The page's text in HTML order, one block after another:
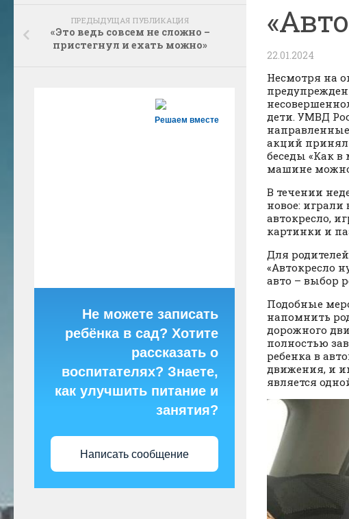
22.01.2024
Несмотря на
дети. УМВД
акций
беседы «Как в
машине можно
В течении
новое:
автокресло,
картинки и
Для
«Автокресло
авто – выбор
Подобные
напомнить
дорожного
полностью
ребенка в
движения, и
является
ПРЕДЫДУЩАЯ ПУБЛИКАЦИЯ
«Это ведь совсем не сложно –
пристегнул и ехать можно»
Решаем вместе
Не можете записать
ребёнка в сад? Хотите
рассказать о
воспитателях? Знаете,
как улучшить питание и
занятия?
Написать сообщение